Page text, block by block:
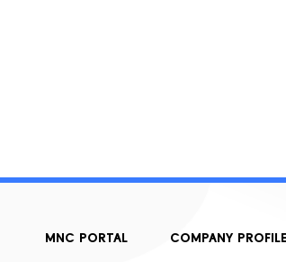
MNC PORTAL COMPANY PROFILE